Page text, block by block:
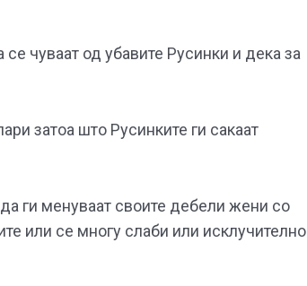
чуваат од убавите Русинки и дека за
затоа што Русинките ги сакаат
ги менуваат своите дебели жени со
или се многу слаби или исклучително